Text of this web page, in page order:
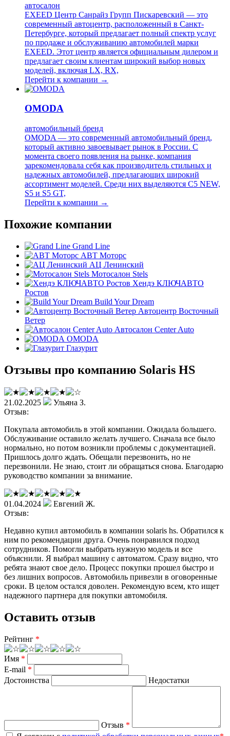
автосалон
EXEED Центр Санрайз Групп Пискаревский — это
современный автоцентр, расположенный в Санкт-
Петербурге, который предлагает полный спектр услуг
по продаже и обслуживанию автомобилей марки
EXEED. Этот центр является официальным дилером и
предлагает своим клиентам широкий выбор новых
моделей, включая LX, RX,
Перейти к компании →
OMODA
автомобильный бренд
OMODA — это современный автомобильный бренд,
который активно завоевывает рынок в России. С
момента своего появления на рынке, компания
зарекомендовала себя как производитель стильных и
надежных автомобилей, предлагающих широкий
ассортимент моделей. Среди них выделяются C5 NEW,
S5 и S5 GT,
Перейти к компании →
Похожие компании
Grand Line
АВТ Моторс
АЦ Ленинский
Мотосалон Stels
Хендэ КЛЮЧАВТО
Ростов
Build Your Dream
Автоцентр Восточный
Ветер
Автосалон Center Auto
OMODA
Глазурит
Отзывы про компанию Solaris HS
21.02.2025
Ульяна З.
Отзыв:
Покупала автомобиль в этой компании. Ожидала большего.
Обслуживание оставило желать лучшего. Сначала все было
нормально, но потом возникли проблемы с документацией.
Пришлось долго ждать. Обещали перезвонить, но не
перезвонили. Не знаю, стоит ли обращаться снова. Благодарю
руководство компании за внимание.
01.04.2024
Евгений Ж.
Отзыв:
Недавно купил автомобиль в компании solaris hs. Обратился к
ним по рекомендации друга. Очень понравился подход
сотрудников. Помогли выбрать нужную модель и все
объяснили. Я выбрал машину с автоматом. Сразу видно, что
ребята знают свое дело. Процесс покупки прошел быстро и
без лишних вопросов. Автомобиль привезли в оговоренные
сроки. В целом остался доволен. Рекомендую всем, кто ищет
надежного партнера для покупки автомобиля.
Оставить отзыв
Рейтинг *
Имя *
E-mail *
Достоинства
Недостатки
Отзыв *